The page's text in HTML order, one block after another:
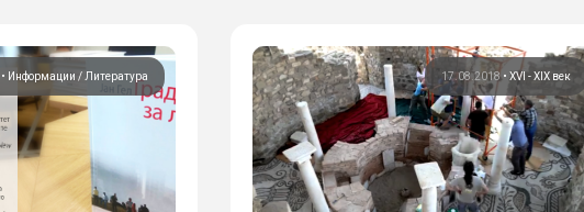
• Информации Литература 17.08.2018• XVI - XIX век